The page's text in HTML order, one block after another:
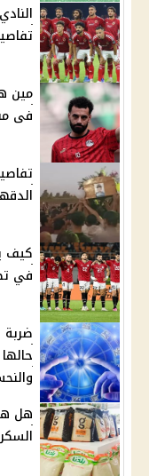
مين
فى
كيف
في
هل